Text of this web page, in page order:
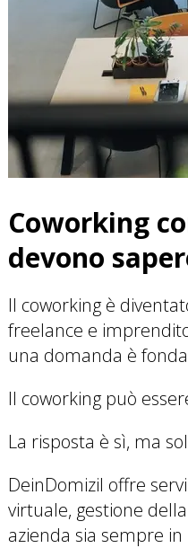
Coworking
devono
Il coworking è
freelance e
una domanda è
Il coworking può
La risposta è sì, ma
DeinDomizil offre
virtuale, gestione
azienda sia sempre